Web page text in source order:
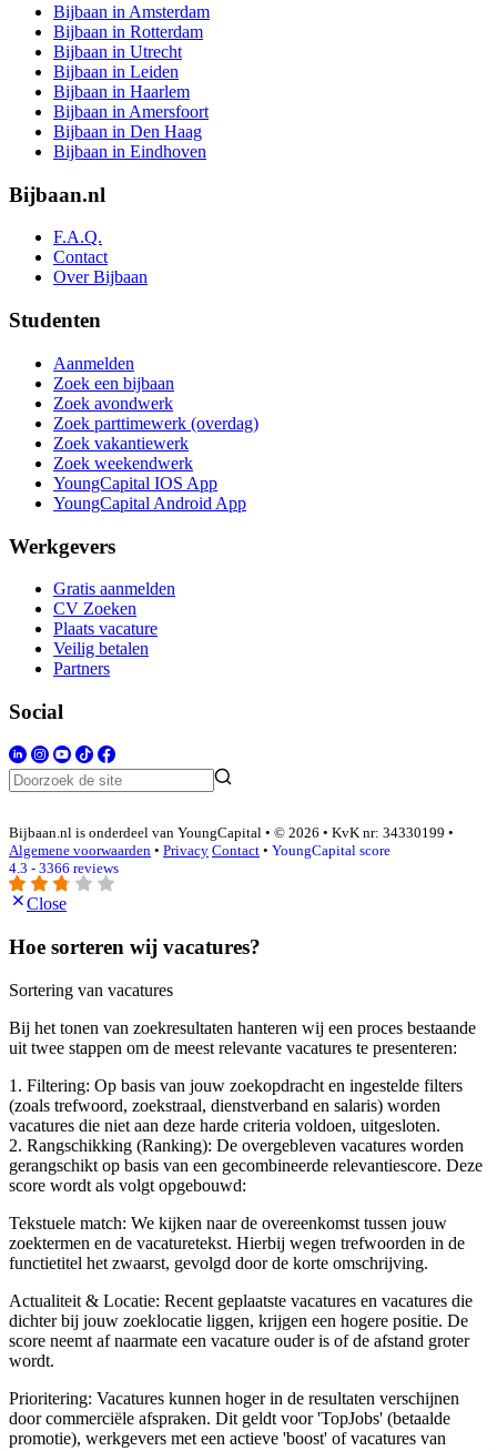
Bijbaan in Amsterdam
Bijbaan in Rotterdam
Bijbaan in Utrecht
Bijbaan in Leiden
Bijbaan in Haarlem
Bijbaan in Amersfoort
Bijbaan in Den Haag
Bijbaan in Eindhoven
Bijbaan.nl
F.A.Q.
Contact
Over Bijbaan
Studenten
Aanmelden
Zoek een bijbaan
Zoek avondwerk
Zoek parttimewerk (overdag)
Zoek vakantiewerk
Zoek weekendwerk
YoungCapital IOS App
YoungCapital Android App
Werkgevers
Gratis aanmelden
CV Zoeken
Plaats vacature
Veilig betalen
Partners
Social
Bijbaan.nl is onderdeel van YoungCapital • © 2026 • KvK nr: 34330199 •
Algemene voorwaarden • Privacy Contact • YoungCapital score
4.3 - 3366 reviews
Close
Hoe sorteren wij vacatures?
Sortering van vacatures
Bij het tonen van zoekresultaten hanteren wij een proces bestaande
uit twee stappen om de meest relevante vacatures te presenteren:
1. Filtering: Op basis van jouw zoekopdracht en ingestelde filters
(zoals trefwoord, zoekstraal, dienstverband en salaris) worden
vacatures die niet aan deze harde criteria voldoen, uitgesloten.
2. Rangschikking (Ranking): De overgebleven vacatures worden
gerangschikt op basis van een gecombineerde relevantiescore. Deze
score wordt als volgt opgebouwd:
Tekstuele match: We kijken naar de overeenkomst tussen jouw
zoektermen en de vacaturetekst. Hierbij wegen trefwoorden in de
functietitel het zwaarst, gevolgd door de korte omschrijving.
Actualiteit & Locatie: Recent geplaatste vacatures en vacatures die
dichter bij jouw zoeklocatie liggen, krijgen een hogere positie. De
score neemt af naarmate een vacature ouder is of de afstand groter
wordt.
Prioritering: Vacatures kunnen hoger in de resultaten verschijnen
door commerciële afspraken. Dit geldt voor 'TopJobs' (betaalde
promotie), werkgevers met een actieve 'boost' of vacatures van